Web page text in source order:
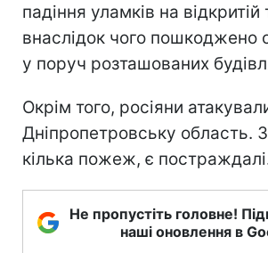
падіння уламків на відкритій
внаслідок чого пошкоджено
у поруч розташованих
Окрім того, росіяни
Дніпропетровську область.
кілька пожеж, є
Не пропустіть головне!
наші оновлення в